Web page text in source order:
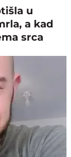
u
a kad
srca